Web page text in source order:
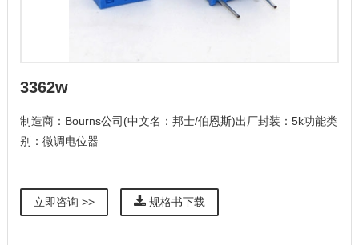
3362w
制造商：Bourns公司(中文名：邦士/伯恩斯)出厂封装：5k功能类
别：微调电位器
立即咨询 >> 规格书下载